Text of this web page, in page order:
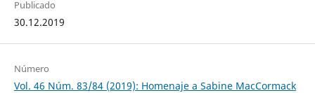
Publicado
30.12.2019
Número
Vol. 46 Núm. 83/84 (2019): Homenaje a Sabine MacCormack